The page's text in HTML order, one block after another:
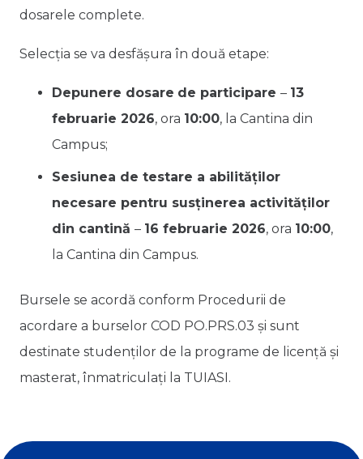
dosarele complete.
Selecția se va desfășura în două etape:
Depunere dosare de participare – 13
februarie 2026, ora 10:00, la Cantina din
Campus;
Sesiunea de testare a abilităților
necesare pentru susținerea activităților
din cantină – 16 februarie 2026, ora 10:00,
la Cantina din Campus.
Bursele se acordă conform Procedurii de
acordare a burselor COD PO.PRS.03 și sunt
destinate studenților de la programe de licență și
masterat, înmatriculați la TUIASI.